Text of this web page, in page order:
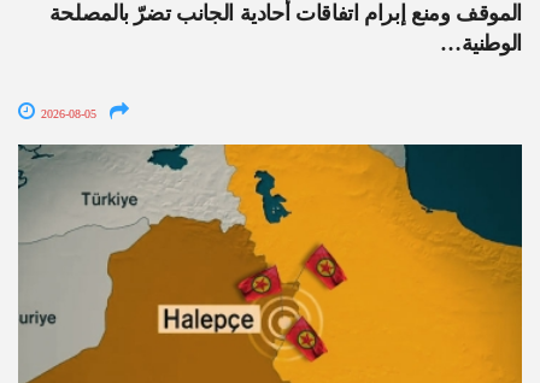
الموقف ومنع إبرام اتفاقات أحادية الجانب تضرّ بالمصلحة
الوطنية…
2026-08-05